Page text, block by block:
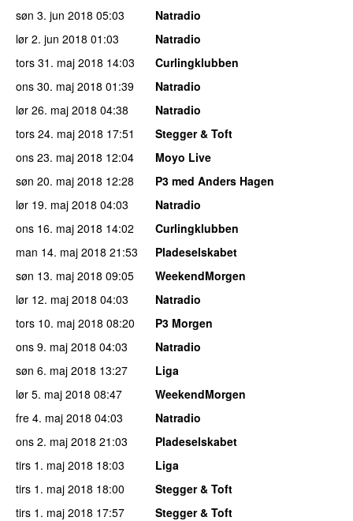
søn 3. jun 2018 05:03
Natradio
lør 2. jun 2018 01:03
Natradio
tors 31. maj 2018 14:03
Curlingklubben
ons 30. maj 2018 01:39
Natradio
lør 26. maj 2018 04:38
Natradio
tors 24. maj 2018 17:51
Stegger & Toft
ons 23. maj 2018 12:04
Moyo Live
søn 20. maj 2018 12:28
P3 med Anders Hagen
lør 19. maj 2018 04:03
Natradio
ons 16. maj 2018 14:02
Curlingklubben
man 14. maj 2018 21:53
Pladeselskabet
søn 13. maj 2018 09:05
WeekendMorgen
lør 12. maj 2018 04:03
Natradio
tors 10. maj 2018 08:20
P3 Morgen
ons 9. maj 2018 04:03
Natradio
søn 6. maj 2018 13:27
Liga
lør 5. maj 2018 08:47
WeekendMorgen
fre 4. maj 2018 04:03
Natradio
ons 2. maj 2018 21:03
Pladeselskabet
tirs 1. maj 2018 18:03
Liga
tirs 1. maj 2018 18:00
Stegger & Toft
tirs 1. maj 2018 17:57
Stegger & Toft